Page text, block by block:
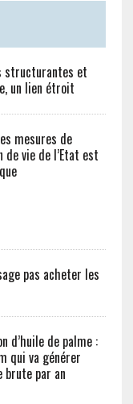
structurantes et
un lien étroit
mesures de
vie de l’Etat est
pas acheter les
d’huile de palme :
qui va générer
par an